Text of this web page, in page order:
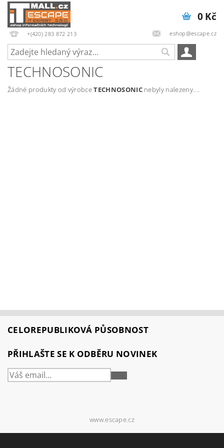
+(420) 283 872 213 eshop@escape.cz
0 Kč
TECHNOSONIC
Žádné produkty od výrobceTECHNOSONICnebyly nalezeny....
CELOREPUBLIKOVÁ PŮSOBNOST
PŘIHLAŠTE SE K ODBĚRU NOVINEK
PŘIHLÁSIT
www.escape.cz